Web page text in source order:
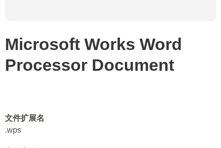
Microsoft Works Word
Processor Document
文件扩展名
.wps